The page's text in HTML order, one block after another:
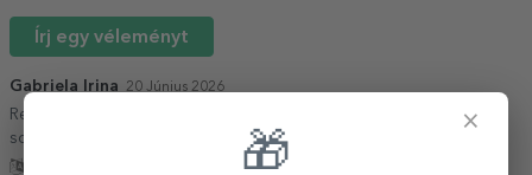
Írj egy véleményt
Gabriela Irina 20 Június 2026
Respectați cerințele clienților si în plus timpul de livrare e foarte
scurt !
×
🎁